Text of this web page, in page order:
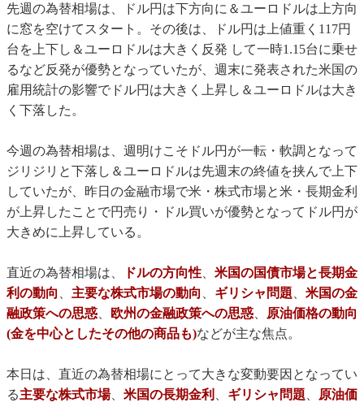
先週の為替相場は、ドル円は下方向に＆ユーロドルは上方向
に窓を空けてスタート。その後は、ドル円は上値重く117円
台を上下し＆ユーロドルは大きく反発 して一時1.15台に乗せ
るなど反発が優勢となっていたが、週末に発表された米国の
雇用統計の影響でドル円は大きく上昇し＆ユーロドルは大き
く下落した。
今週の為替相場は、週明けこそドル円が一転・軟調となって
ジリジリと下落し＆ユーロドルは先週末の終値を挟んで上下
していたが、昨日の金融市場で米・株式市場と米・長期金利
が上昇したことで円売り・ドル買いが優勢となってドル円が
大きめに上昇している。
直近の為替相場は、 ドルの方向性、 米国の国債市場と長期金
利の動向 、 主要な株式市場の動向 、 ギリシャ問題、 米国の金
融政策への思惑、 欧州の金融政策への思惑、 原油価格の動向
(金を中心としたその他の商品も)などが主な焦点。
本日は、直近の為替相場にとって大きな変動要因となってい
る主要な株式市場、 米国の長期金利 、 ギリシャ問題、 原油価